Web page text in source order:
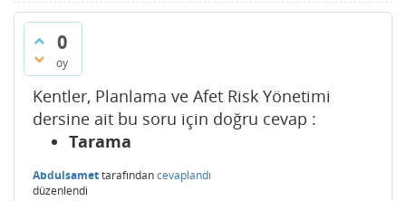
0
oy
Kentler, Planlama ve Afet Risk Yönetimi
dersine ait bu soru için doğru cevap :
Tarama
Abdulsamettarafındancevaplandı
düzenlendi